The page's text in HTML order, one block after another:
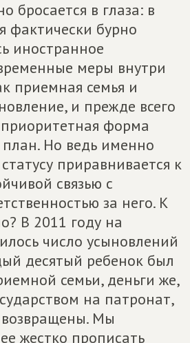
бросается в глаза: в
фактически бурно
иностранное
меры внутри
приемная семья и
и прежде всего
приоритетная форма
Но ведь именно
приравнивается к
связью с
за него. К
В 2011 году на
число усыновлений
десятый ребенок был
семьи, деньги же,
на патронат,
возвращены. Мы
жестко прописать